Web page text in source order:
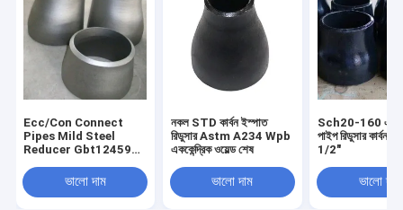
Ecc/Con Connect
Pipes Mild Steel
Reducer Gbt12459
ভালো দাম
নকল STD কার্বন ইস্পাত
রিডুসার Astm A234 Wpb
এককেন্দ্রিক ওয়েল্ড শেষ
ভালো দাম
Sch20-160
পাইপ রিডুসার কার্বন
1/2"
ভালো দাম